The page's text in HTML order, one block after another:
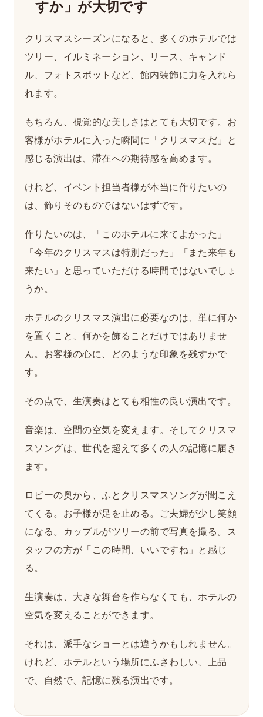
すか」が大切です
クリスマスシーズンになると、多くのホテルでは
ツリー、イルミネーション、リース、キャンド
ル、フォトスポットなど、館内装飾に力を入れら
れます。
もちろん、視覚的な美しさはとても大切です。お
客様がホテルに入った瞬間に「クリスマスだ」と
感じる演出は、滞在への期待感を高めます。
けれど、イベント担当者様が本当に作りたいの
は、飾りそのものではないはずです。
作りたいのは、「このホテルに来てよかった」
「今年のクリスマスは特別だった」「また来年も
来たい」と思っていただける時間ではないでしょ
うか。
ホテルのクリスマス演出に必要なのは、単に何か
を置くこと、何かを飾ることだけではありませ
ん。お客様の心に、どのような印象を残すかで
す。
その点で、生演奏はとても相性の良い演出です。
音楽は、空間の空気を変えます。そしてクリスマ
スソングは、世代を超えて多くの人の記憶に届き
ます。
ロビーの奥から、ふとクリスマスソングが聞こえ
てくる。お子様が足を止める。ご夫婦が少し笑顔
になる。カップルがツリーの前で写真を撮る。ス
タッフの方が「この時間、いいですね」と感じ
る。
生演奏は、大きな舞台を作らなくても、ホテルの
空気を変えることができます。
それは、派手なショーとは違うかもしれません。
けれど、ホテルという場所にふさわしい、上品
で、自然で、記憶に残る演出です。